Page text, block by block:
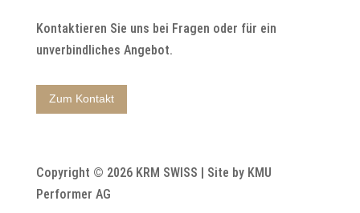
Kontaktieren Sie uns bei Fragen oder für ein
unverbindliches Angebot.
Zum Kontakt
Copyright © 2026 KRM SWISS | Site by KMU
Performer AG